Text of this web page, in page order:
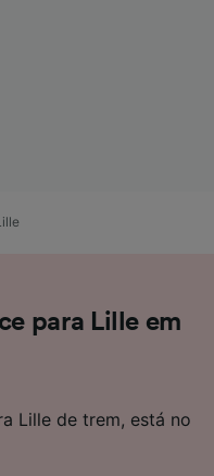
para Lille em
Lille de trem, está no